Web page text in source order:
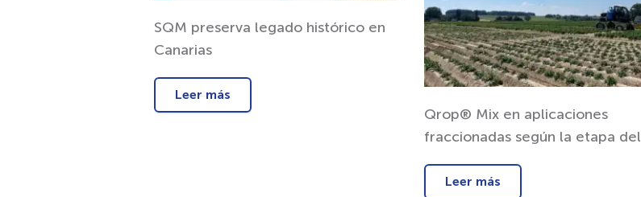
SQM preserva legado histórico en
Canarias
Leer más
Qrop® Mix en aplicaciones
fraccionadas según la etapa del
cultivo de papa
Leer más